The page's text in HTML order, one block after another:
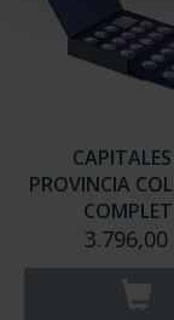
PROVINCIA
3.796,00